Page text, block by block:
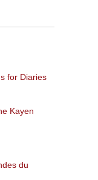
for Diaries
Kayen
du